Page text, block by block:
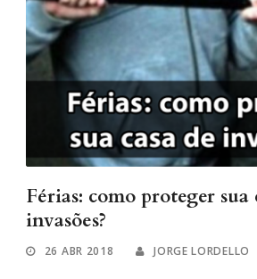
Férias: como proteger sua
invasões?
26 ABR 2018 JORGE LORDELLO